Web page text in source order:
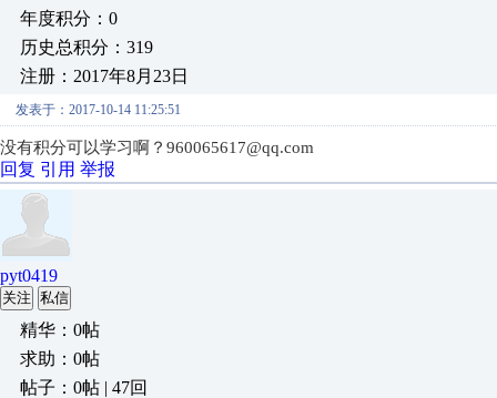
年度积分：0
历史总积分：319
注册：2017年8月23日
发表于：2017-10-14 11:25:51
没有积分可以学习啊？960065617@qq.com
回复 引用 举报
pyt0419
关注 私信
精华：0帖
求助：0帖
帖子：0帖 | 47回